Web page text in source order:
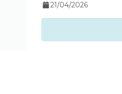
21/04/2026